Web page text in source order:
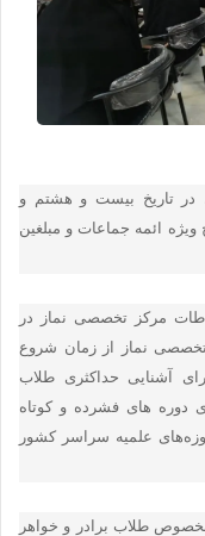
تاریخ بیست و هشتم و
ائمه جماعات و مبلغین
مرکز تخصصی نماز در
نماز از زمان شروع
آشنایی حداکثری طلاب
دوره های فشرده و کوتاه
علمیه سراسر کشور
طلاب برادر و خواهر